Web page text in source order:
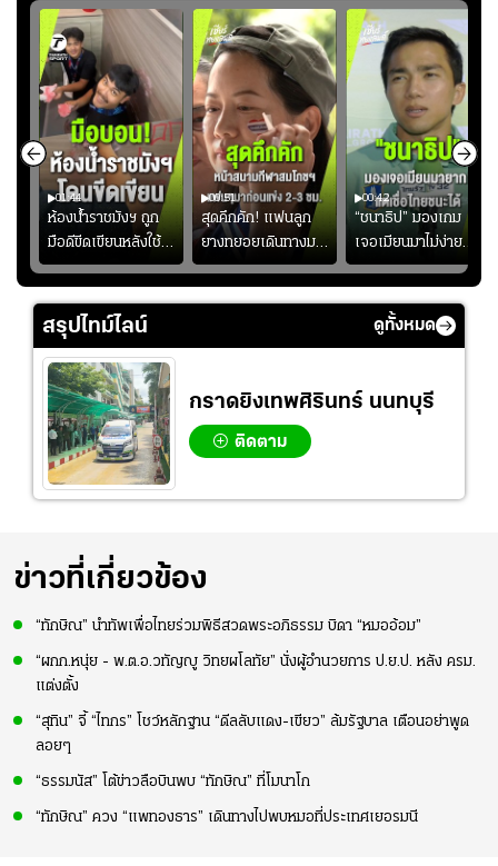
01:44
ห้องน้ำราชมังฯ ถูก
มือดีขีดเขียนหลังใช้
งานเพียงนัดเดียว
สมาคมฟุตบอลฯ
วอนแฟนบอลร่วมกัน
ดูแล
00:51
สุดคึกคัก! แฟนลูก
ยางทยอยเดินทางมา
หน้าสนามกีฬา
สมโภชฯ กันอย่าง
00:42
“ชนาธิป” มองเกม
เจอเมียนมาไม่ง่าย
ยอมรับเป็นงานยาก
สำหรับทีมชาติไทย
แต่เชื่อมั่นศักยภาพ
สรุปไทม์ไลน์ ดูทั้งหมด
กราดยิงเทพศิรินทร์ นนทบุรี
ติดตาม
ข่าวที่เกี่ยวข้อง
“ทักษิณ” นำทัพเพื่อไทยร่วมพิธีสวดพระอภิธรรม บิดา “หมออ้อม”
“ผกก.หนุ่ย - พ.ต.อ.วทัญญู วิทยผโลทัย” นั่งผู้อำนวยการ ป.ย.ป. หลัง ครม.
แต่งตั้ง
“สุทิน” จี้ “ไทกร” โชว์หลักฐาน “ดีลลับแดง-เขียว” ล้มรัฐบาล เตือนอย่าพูด
ลอยๆ
“ธรรมนัส” โต้ข่าวลือบินพบ “ทักษิณ” ที่โมนาโก
“ทักษิณ” ควง “แพทองธาร” เดินทางไปพบหมอที่ประเทศเยอรมนี